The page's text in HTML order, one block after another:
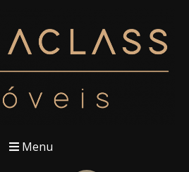
Menu